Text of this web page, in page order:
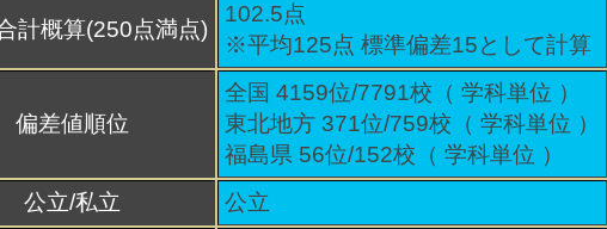
計概算(250点満点)
102.5点
※平均125点 標準偏差15として計算
偏差値順位
全国 4159位/7791校（ 学科単位 ）
東北地方 371位/759校（ 学科単位 ）
福島県 56位/152校（ 学科単位 ）
公立/私立
公立